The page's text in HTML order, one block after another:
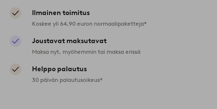
Ilmainen toimitus
Koskee yli 64,90 euron normaalipaketteja*
Joustavat maksutavat
Maksa nyt, myöhemmin tai maksa erissä
Helppo palautus
30 päivän palautusoikeus*